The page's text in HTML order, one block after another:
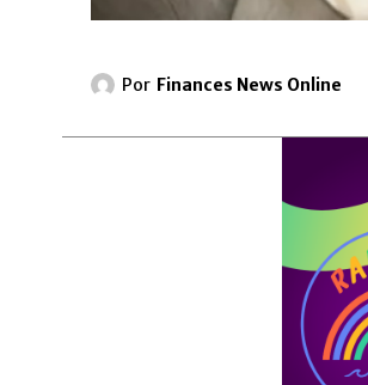
Por Finances News Online